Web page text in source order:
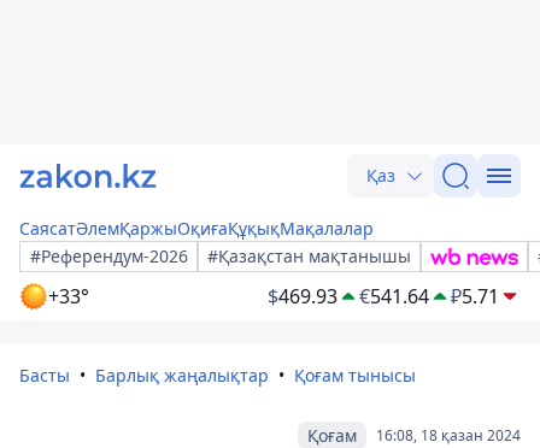
Қаз
СаясатӘлемҚаржыОқиғаҚұқықМақалалар
#Референдум-2026
#Қазақстан мақтанышы
+33° $469.93 €541.64 ₽5.71
Басты Барлық жаңалықтар Қоғам тынысы
16:08, 18 қазан 2024
Қоғам